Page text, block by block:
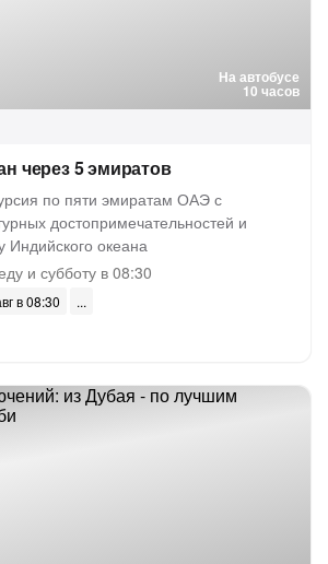
На автобусе
10 часов
через 5 эмиратов
по пяти эмиратам ОАЭ с
достопримечательностей и
Индийского океана
и субботу в 08:30
в 08:30